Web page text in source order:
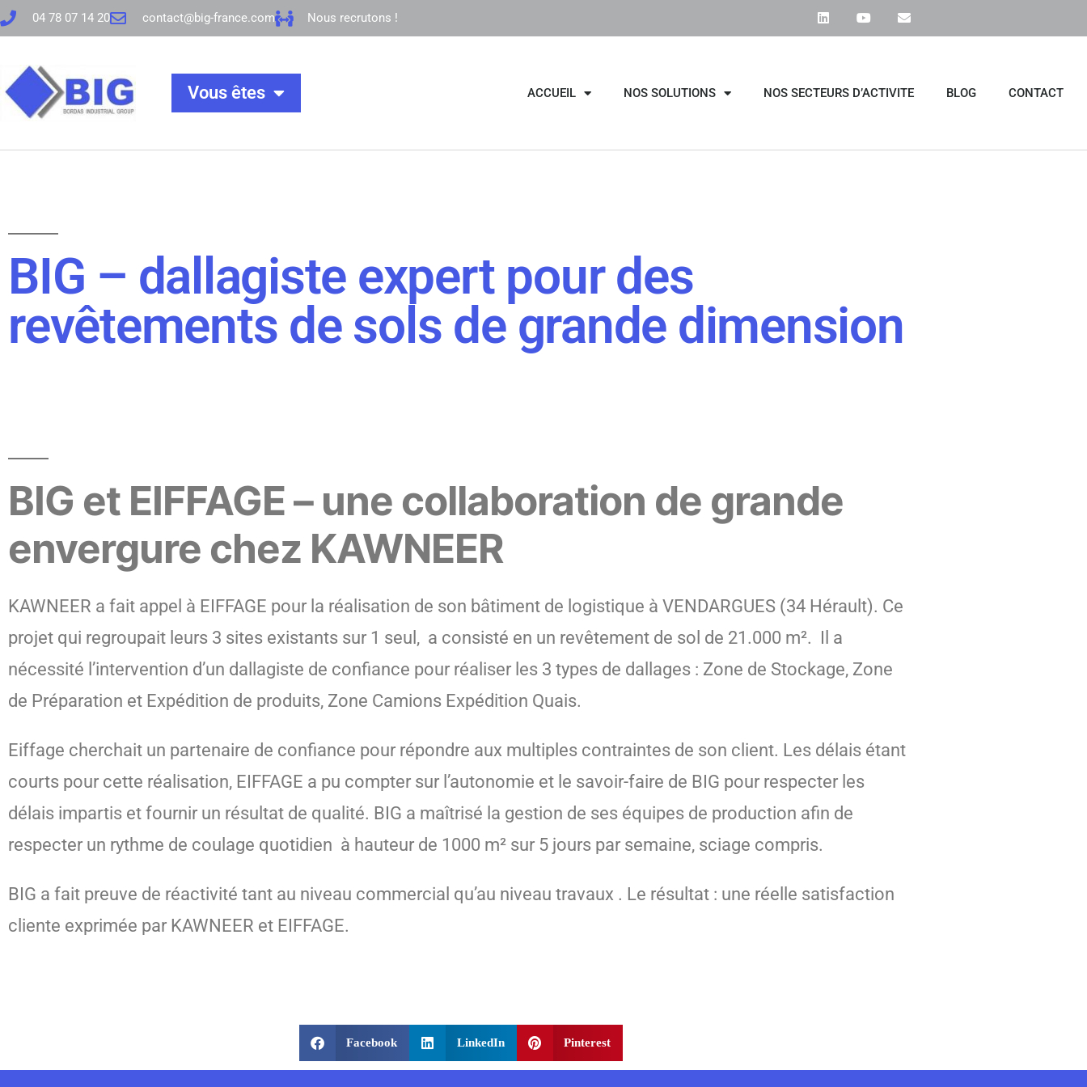
04 78 07 14 20 contact@big-france.com Nous recrutons !
Vous êtes ACCUEIL NOS SOLUTIONS NOS SECTEURS D’ACTIVITE BLOG CONTACT
BIG – dallagiste expert pour des
revêtements de sols de grande dimension
BIG et EIFFAGE – une collaboration de grande
envergure chez KAWNEER
KAWNEER a fait appel à EIFFAGE pour la réalisation de son bâtiment de logistique à VENDARGUES (34 Hérault). Ce
projet qui regroupait leurs 3 sites existants sur 1 seul, a consisté en un revêtement de sol de 21.000 m². Il a
nécessité l’intervention d’un dallagiste de confiance pour réaliser les 3 types de dallages : Zone de Stockage, Zone
de Préparation et Expédition de produits, Zone Camions Expédition Quais.
Eiffage cherchait un partenaire de confiance pour répondre aux multiples contraintes de son client. Les délais étant
courts pour cette réalisation, EIFFAGE a pu compter sur l’autonomie et le savoir-faire de BIG pour respecter les
délais impartis et fournir un résultat de qualité. BIG a maîtrisé la gestion de ses équipes de production afin de
respecter un rythme de coulage quotidien à hauteur de 1000 m² sur 5 jours par semaine, sciage compris.
BIG a fait preuve de réactivité tant au niveau commercial qu’au niveau travaux . Le résultat : une réelle satisfaction
cliente exprimée par KAWNEER et EIFFAGE.
Facebook LinkedIn Pinterest